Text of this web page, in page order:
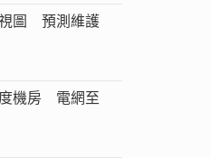
圖 預測維護
機房 電網至